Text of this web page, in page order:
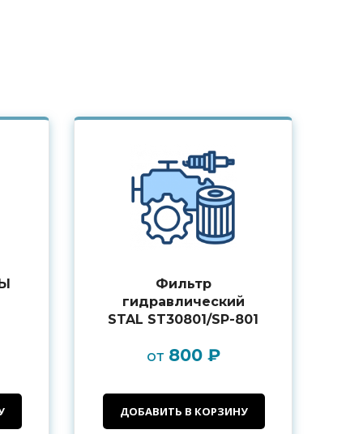
Фильтр
гидравлический
STAL ST30801/SP-801
от 800 ₽
ДОБАВИТЬ В КОРЗИНУ